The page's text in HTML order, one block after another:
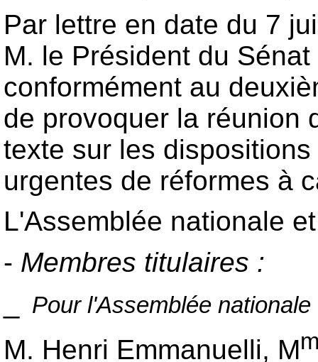
Par lettre en date du 7
M. le Président du
conformément au
de provoquer la réunion
texte sur les
urgentes de réformes à
L'Assemblée nationale
- Membres titulaires :
Pour l'Assemblée nationale
M. Henri Emmanuelli, M